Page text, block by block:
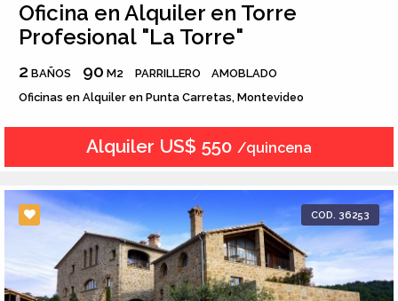
Oficina en Alquiler en Torre
Profesional "La Torre"
2 BAÑOS 90 M2 PARRILLERO
AMOBLADO
Oficinas en Alquiler en Punta Carretas, Montevideo
Alquiler US$ 550 /quincena
COD. 36253